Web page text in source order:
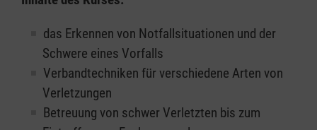
das Erkennen von Notfallsituationen und der
Schwere eines Vorfalls
Verbandtechniken für verschiedene Arten von
Verletzungen
Betreuung von schwer Verletzten bis zum